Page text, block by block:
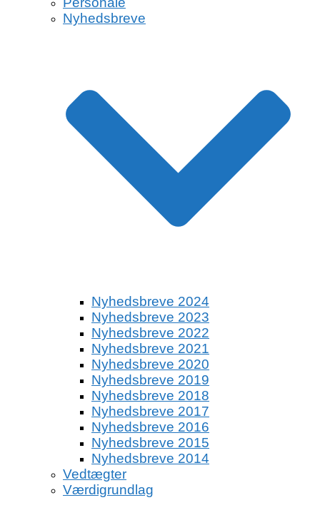
Nyhedsbreve
Nyhedsbreve 2024
Nyhedsbreve 2023
Nyhedsbreve 2022
Nyhedsbreve 2021
Nyhedsbreve 2020
Nyhedsbreve 2019
Nyhedsbreve 2018
Nyhedsbreve 2017
Nyhedsbreve 2016
Nyhedsbreve 2015
Nyhedsbreve 2014
Vedtægter
Værdigrundlag